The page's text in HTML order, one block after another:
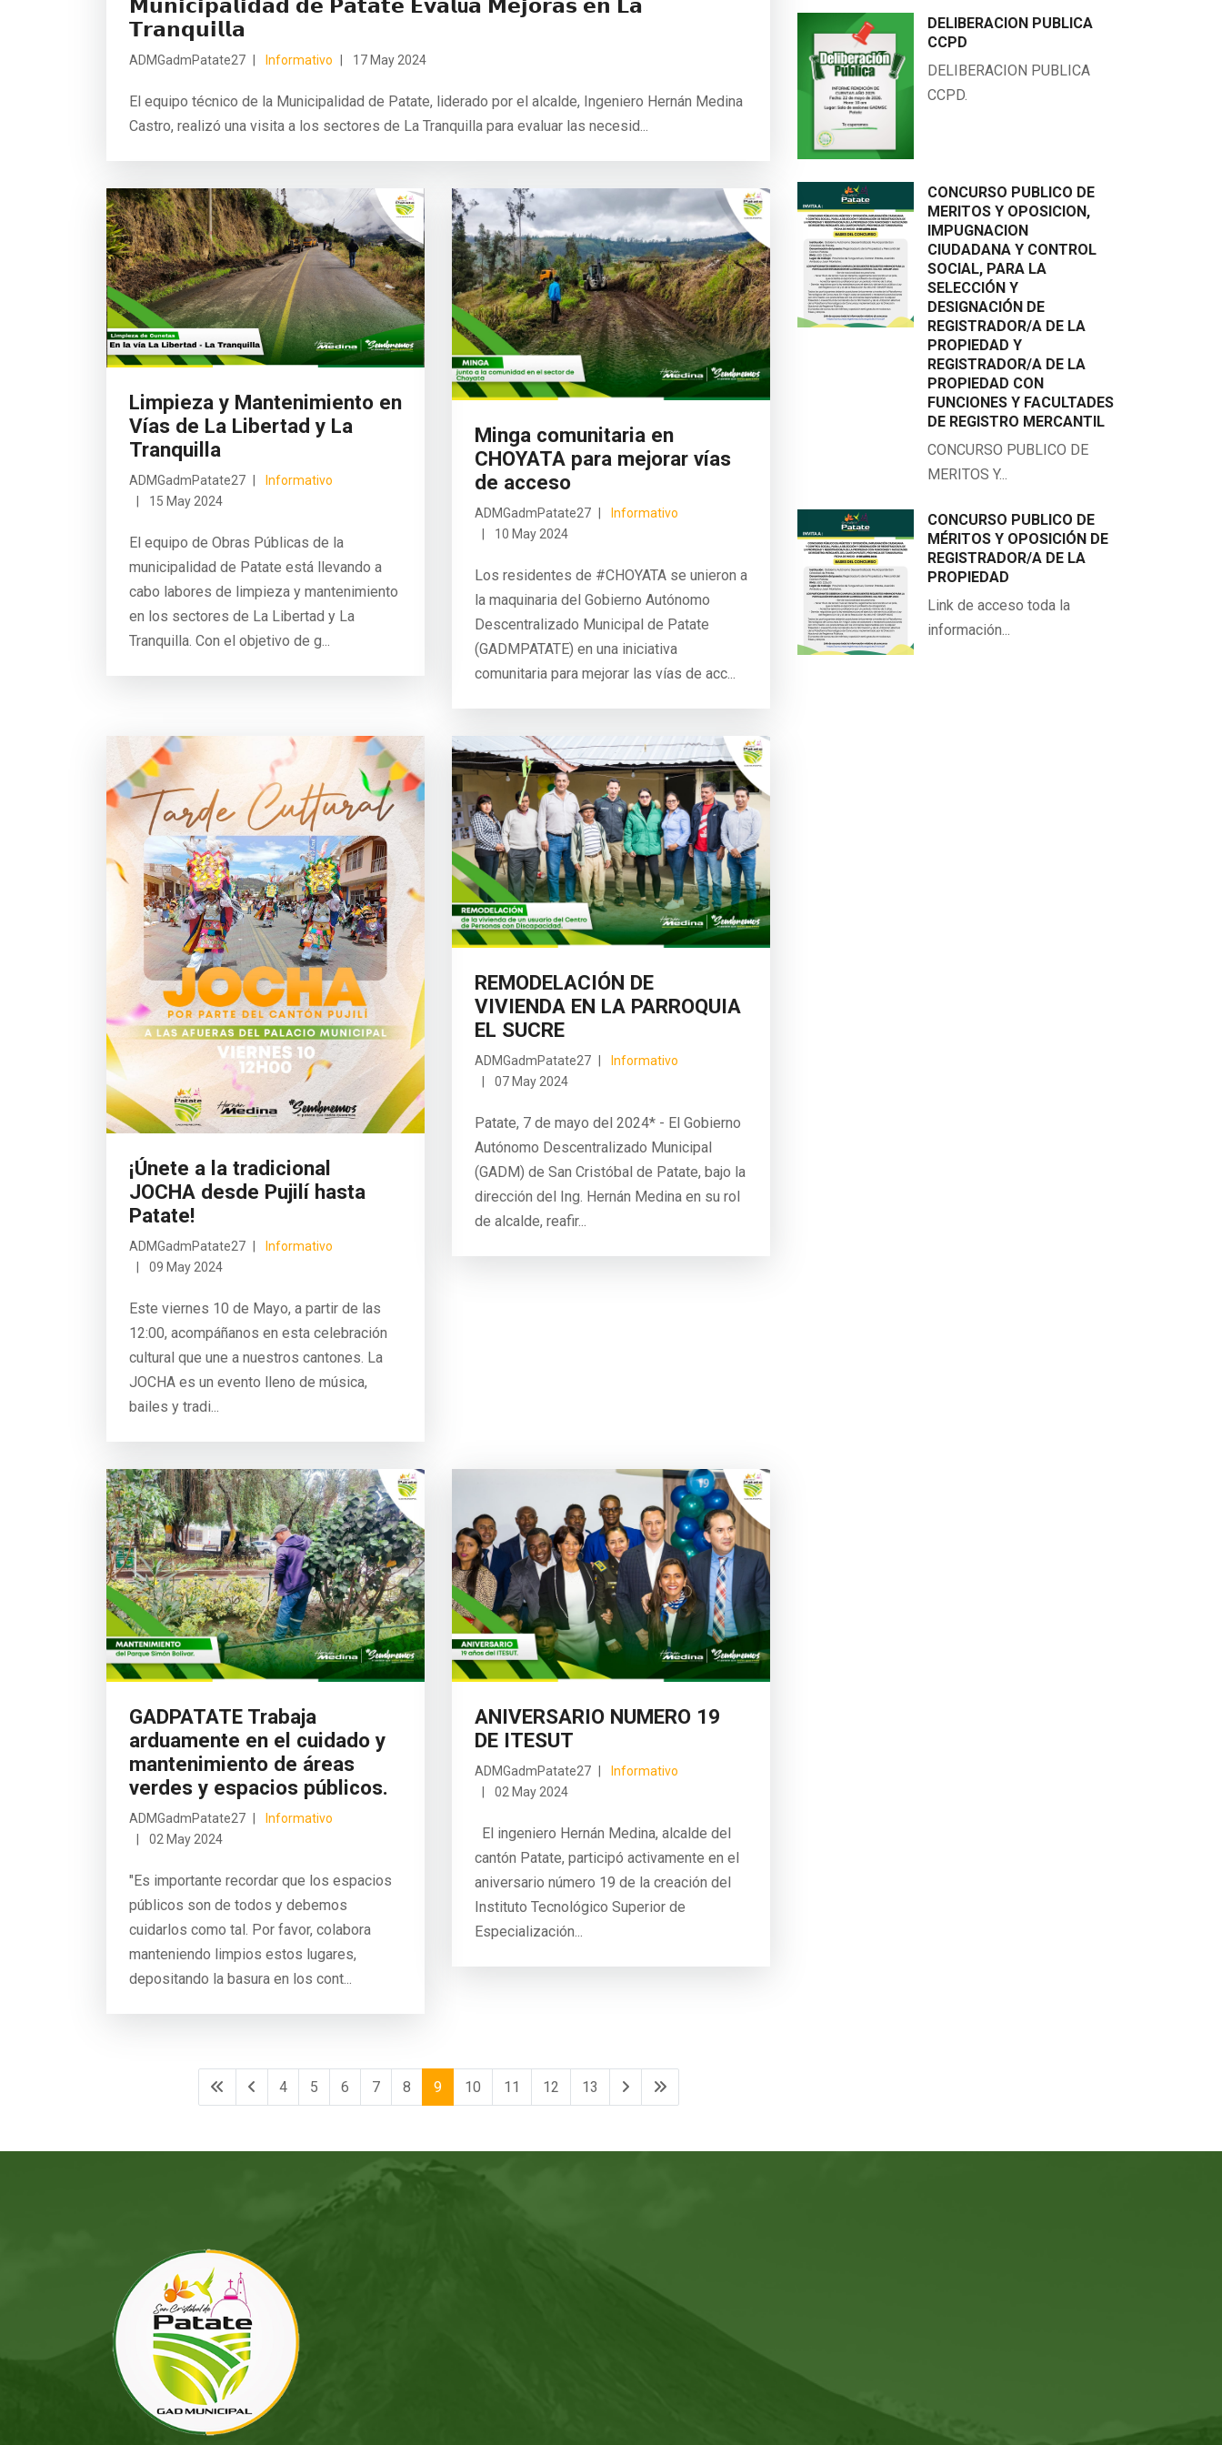
𝗠𝘂𝗻𝗶𝗰𝗶𝗽𝗮𝗹𝗶𝗱𝗮𝗱 𝗱𝗲 𝗣𝗮𝘁𝗮𝘁𝗲 𝗘𝘃𝗮𝗹ú𝗮 𝗠𝗲𝗷𝗼𝗿𝗮𝘀 𝗲𝗻 𝗟𝗮
𝗧𝗿𝗮𝗻𝗾𝘂𝗶𝗹𝗹𝗮
ADMGadmPatate27 Informativo 17 May 2024
El equipo técnico de la Municipalidad de Patate, liderado por el alcalde, Ingeniero Hernán Medina
Castro, realizó una visita a los sectores de La Tranquilla para evaluar las necesid...
Limpieza y Mantenimiento en
Vías de La Libertad y La
Tranquilla
ADMGadmPatate27
Informativo
15 May 2024
El equipo de Obras Públicas de la
municipalidad de Patate está llevando a
cabo labores de limpieza y mantenimiento
en los sectores de La Libertad y La
Tranquilla. Con el objetivo de g...
Minga comunitaria en
CHOYATA para mejorar vías
de acceso
ADMGadmPatate27
Informativo
10 May 2024
Los residentes de #CHOYATA se unieron a
la maquinaria del Gobierno Autónomo
Descentralizado Municipal de Patate
(GADMPATATE) en una iniciativa
comunitaria para mejorar las vías de acc...
¡Únete a la tradicional
JOCHA desde Pujilí hasta
Patate!
ADMGadmPatate27
Informativo
09 May 2024
Este viernes 10 de Mayo, a partir de las
12:00, acompáñanos en esta celebración
cultural que une a nuestros cantones. La
JOCHA es un evento lleno de música,
bailes y tradi...
REMODELACIÓN DE
VIVIENDA EN LA PARROQUIA
EL SUCRE
ADMGadmPatate27
Informativo
07 May 2024
Patate, 7 de mayo del 2024* - El Gobierno
Autónomo Descentralizado Municipal
(GADM) de San Cristóbal de Patate, bajo la
dirección del Ing. Hernán Medina en su rol
de alcalde, reafir...
GADPATATE Trabaja
arduamente en el cuidado y
mantenimiento de áreas
verdes y espacios públicos.
ADMGadmPatate27
Informativo
02 May 2024
"Es importante recordar que los espacios
públicos son de todos y debemos
cuidarlos como tal. Por favor, colabora
manteniendo limpios estos lugares,
depositando la basura en los cont...
ANIVERSARIO NUMERO 19
DE ITESUT
ADMGadmPatate27
Informativo
02 May 2024
El ingeniero Hernán Medina, alcalde del
cantón Patate, participó activamente en el
aniversario número 19 de la creación del
Instituto Tecnológico Superior de
Especialización...
4 5 6 7 8 9 10 11 12 13
DELIBERACION PUBLICA
CCPD
DELIBERACION PUBLICA
CCPD.
CONCURSO PUBLICO DE
MERITOS Y OPOSICION,
IMPUGNACION
CIUDADANA Y CONTROL
SOCIAL, PARA LA
SELECCIÓN Y
DESIGNACIÓN DE
REGISTRADOR/A DE LA
PROPIEDAD Y
REGISTRADOR/A DE LA
PROPIEDAD CON
FUNCIONES Y FACULTADES
DE REGISTRO MERCANTIL
CONCURSO PUBLICO DE
MERITOS Y...
CONCURSO PUBLICO DE
MÉRITOS Y OPOSICIÓN DE
REGISTRADOR/A DE LA
PROPIEDAD
Link de acceso toda la
información...